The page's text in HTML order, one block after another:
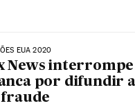
EUA 2020
News
por difundir
fraude